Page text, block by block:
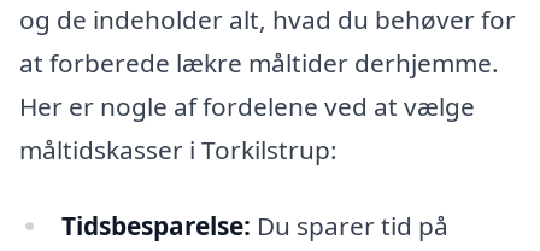
og de indeholder alt, hvad du behøver for
at forberede lækre måltider derhjemme.
Her er nogle af fordelene ved at vælge
måltidskasser i Torkilstrup:
Tidsbesparelse: Du sparer tid på